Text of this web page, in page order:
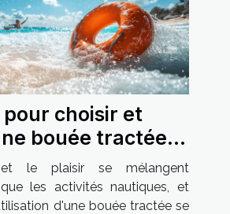
pour choisir et
bouée tractée
et le plaisir se mélangent
les activités nautiques, et
d'une bouée tractée se